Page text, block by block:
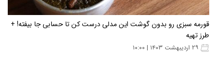
قورمه سبزی رو بدون گوشت این مدلی درست کن تا حسابی جا بیفته! +
طرز تهیه